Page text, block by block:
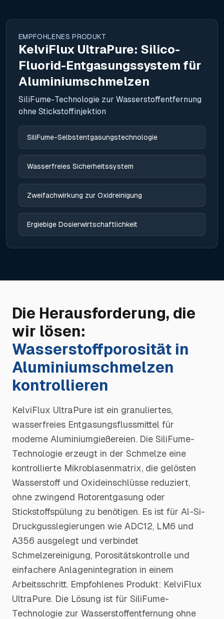
EMPFOHLENES PRODUKT
KelviFlux UltraPure: Silico-
Fluorid-Entgasungssystem für
Aluminiumschmelzen
SiliFume-Technologie zur Wasserstoffentfernung
ohne Stickstoffinjektion
SiliFume-Selbstentgasungstechnologie
Wasserfreies Sicherheitssystem
Zweifachwirkung zur Oxidreinigung
Ergiebige Dosierwirtschaftlichkeit
Die Herausforderung, die
wir lösen:
Wasserstoffporosität in
Aluminiumschmelzen
kontrollieren
KelviFlux UltraPure ist ein granuliertes,
wasserfreies Entgasungsflussmittel für
moderne Aluminiumgießereien. Die SiliFume-
Technologie erzeugt in der Schmelze eine
kontrollierte Mikroblasenmatrix, die gelösten
Wasserstoff und Oxideinschlüsse reduziert,
ohne zwingend Rotorentgasung oder
Stickstoffspülung zu benötigen. Es ist für Al-Si-
Druckgusslegierungen wie ADC12, LM6 und
A356 ausgelegt und verbindet
Schmelzereinigung, Porositätskontrolle und
einfachere Anlagenintegration in einem
Arbeitsschritt. Empfohlenes Produkt: KelviFlux
UltraPure. Die Lösung ist für SiliFume-
Technologie zur Wasserstoffentfernung ohne